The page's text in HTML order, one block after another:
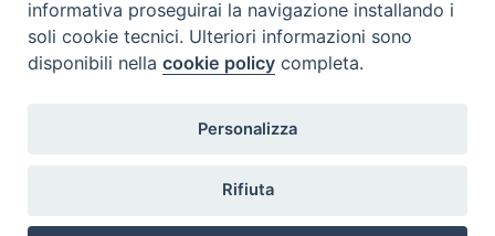
C.ne Aurelia, 50 – 00165 Roma
Contatti
Scrivi a: cnvf@chiesacattolica.it
informativa proseguirai la navigazione installando i
soli cookie tecnici. Ulteriori informazioni sono
disponibili nellacookie policy completa.
Personalizza
Rifiuta